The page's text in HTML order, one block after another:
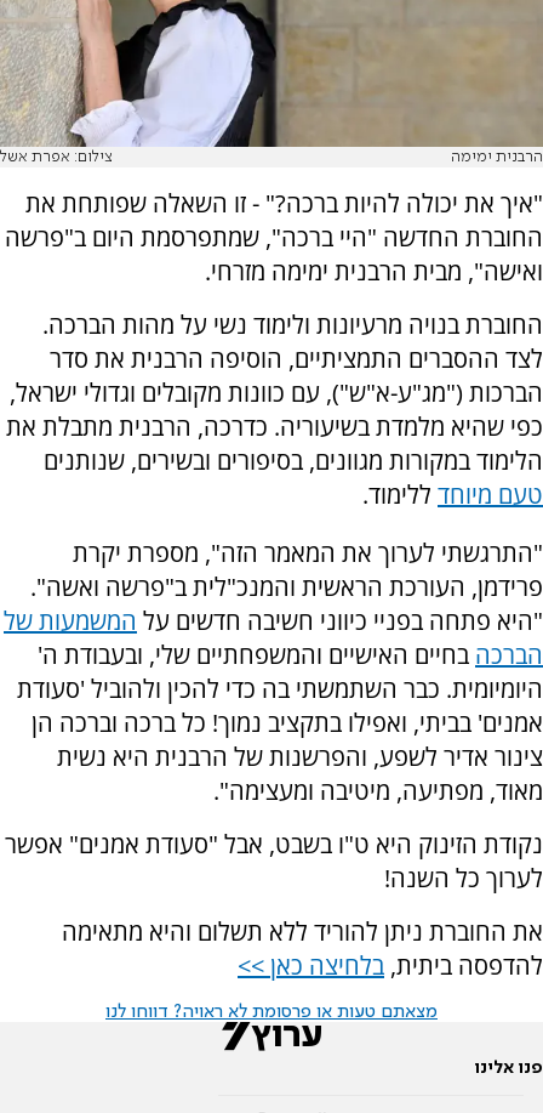
הרבנית ימימה צילום: אפרת אשל
"איך את יכולה להיות ברכה?" - זו השאלה שפותחת את
החוברת החדשה "היי ברכה", שמתפרסמת היום ב"פרשה
ואישה", מבית הרבנית ימימה מזרחי.
החוברת בנויה מרעיונות ולימוד נשי על מהות הברכה.
לצד ההסברים התמציתיים, הוסיפה הרבנית את סדר
הברכות ("מג"ע-א"ש"), עם כוונות מקובלים וגדולי ישראל,
כפי שהיא מלמדת בשיעוריה. כדרכה, הרבנית מתבלת את
הלימוד במקורות מגוונים, בסיפורים ובשירים, שנותנים
טעם מיוחד ללימוד.
"התרגשתי לערוך את המאמר הזה", מספרת יקרת
פרידמן, העורכת הראשית והמנכ"לית ב"פרשה ואשה".
"היא פתחה בפניי כיווני חשיבה חדשים על המשמעות של
הברכה בחיים האישיים והמשפחתיים שלי, ובעבודת ה'
היומיומית. כבר השתמשתי בה כדי להכין ולהוביל 'סעודת
אמנים' בביתי, ואפילו בתקציב נמוך! כל ברכה וברכה הן
צינור אדיר לשפע, והפרשנות של הרבנית היא נשית
מאוד, מפתיעה, מיטיבה ומעצימה".
נקודת הזינוק היא ט"ו בשבט, אבל "סעודת אמנים" אפשר
לערוך כל השנה!
את החוברת ניתן להוריד ללא תשלום והיא מתאימה
להדפסה ביתית, בלחיצה כאן >>
מצאתם טעות או פרסומת לא ראויה? דווחו לנו
פנו אלינו